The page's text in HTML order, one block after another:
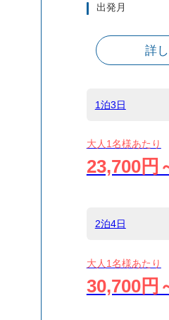
出発月
出発港
島
宿泊名
詳
1泊3日
大人1名様あたり
23,700円
2泊4日
大人1名様あたり
30,700円